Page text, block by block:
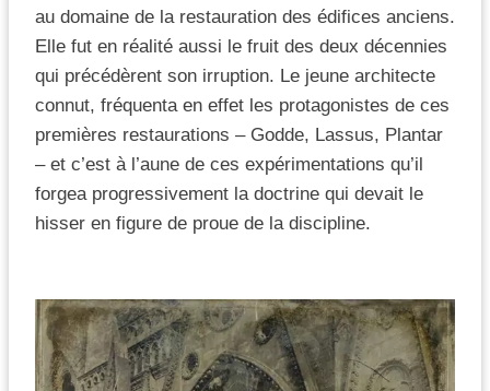
au domaine de la restauration des édifices anciens.
Elle fut en réalité aussi le fruit des deux décennies
qui précédèrent son irruption. Le jeune architecte
connut, fréquenta en effet les protagonistes de ces
premières restaurations – Godde, Lassus, Plantar
– et c’est à l’aune de ces expérimentations qu’il
forgea progressivement la doctrine qui devait le
hisser en figure de proue de la discipline.